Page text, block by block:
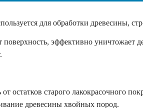
для обработки древесины,
поверхность, эффективно
остатков старого лакокрасочного
древесины хвойных пород.